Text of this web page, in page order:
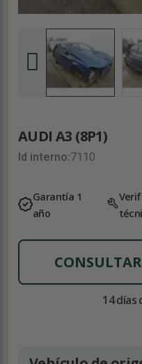
AUDI A3 (8P1)
Id interno:7110
Garantía 1
año
14 días